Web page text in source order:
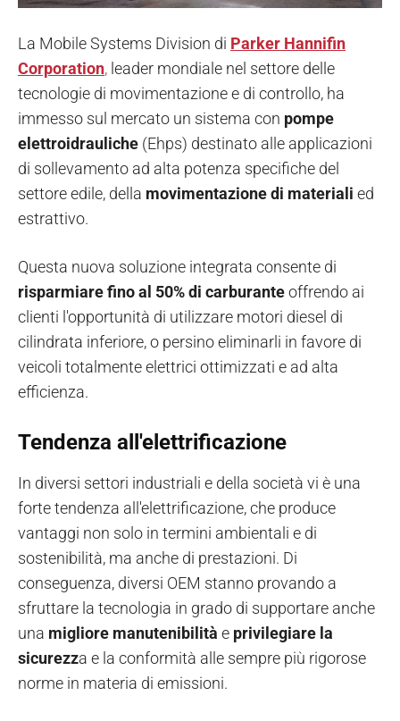
La Mobile Systems Division di Parker Hannifin
Corporation, leader mondiale nel settore delle
tecnologie di movimentazione e di controllo, ha
immesso sul mercato un sistema con pompe
elettroidrauliche (Ehps) destinato alle applicazioni
di sollevamento ad alta potenza specifiche del
settore edile, della movimentazione di materiali ed
estrattivo.
Questa nuova soluzione integrata consente di
risparmiare fino al 50% di carburanteoffrendo ai
clienti l'opportunità di utilizzare motori diesel di
cilindrata inferiore, o persino eliminarli in favore di
veicoli totalmente elettrici ottimizzati e ad alta
efficienza.
Tendenza all'elettrificazione
In diversi settori industriali e della società vi è una
forte tendenza all'elettrificazione, che produce
vantaggi non solo in termini ambientali e di
sostenibilità, ma anche di prestazioni. Di
conseguenza, diversi OEM stanno provando a
sfruttare la tecnologia in grado di supportare anche
una migliore manutenibilità e privilegiare la
sicurezza e la conformità alle sempre più rigorose
norme in materia di emissioni.